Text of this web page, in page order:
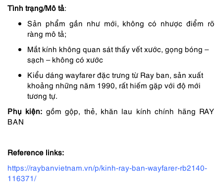
Tình trạng/Mô tả:
Sản phẩm gần như mới, không có nhược điểm rõ
ràng mô tả;
Mắt kính không quan sát thấy vết xước, gọng bóng –
sạch – không có xước
Kiểu dáng wayfarer đặc trưng từ Ray ban, sản xuất
khoảng những năm 1990, rất hiếm gặp với độ mới
tương tự.
Phụ kiện: gồm gộp, thẻ, khăn lau kính chính hãng RAY
BAN
Reference links:
https://raybanvietnam.vn/p/kinh-ray-ban-wayfarer-rb2140-
116371/